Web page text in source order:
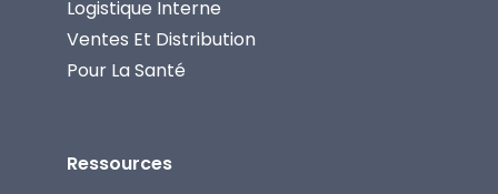
Logistique Interne
Ventes Et Distribution
Pour La Santé
Ressources